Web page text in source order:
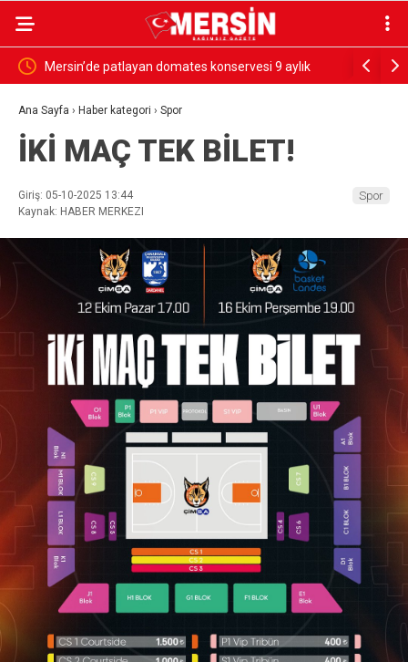
SESSİZ ÇIĞLIK
Ana Sayfa › Haber kategori › Spor
İKİ MAÇ TEK BİLET!
Giriş: 05-10-2025 13:44
Kaynak: HABER MERKEZI
Spor